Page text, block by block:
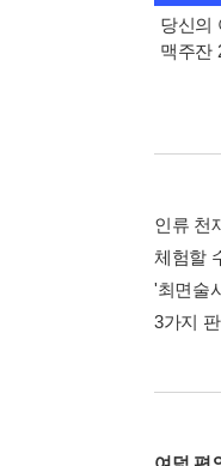
당신의
맥주잔
인류 천
체험할
'최면술
3가지